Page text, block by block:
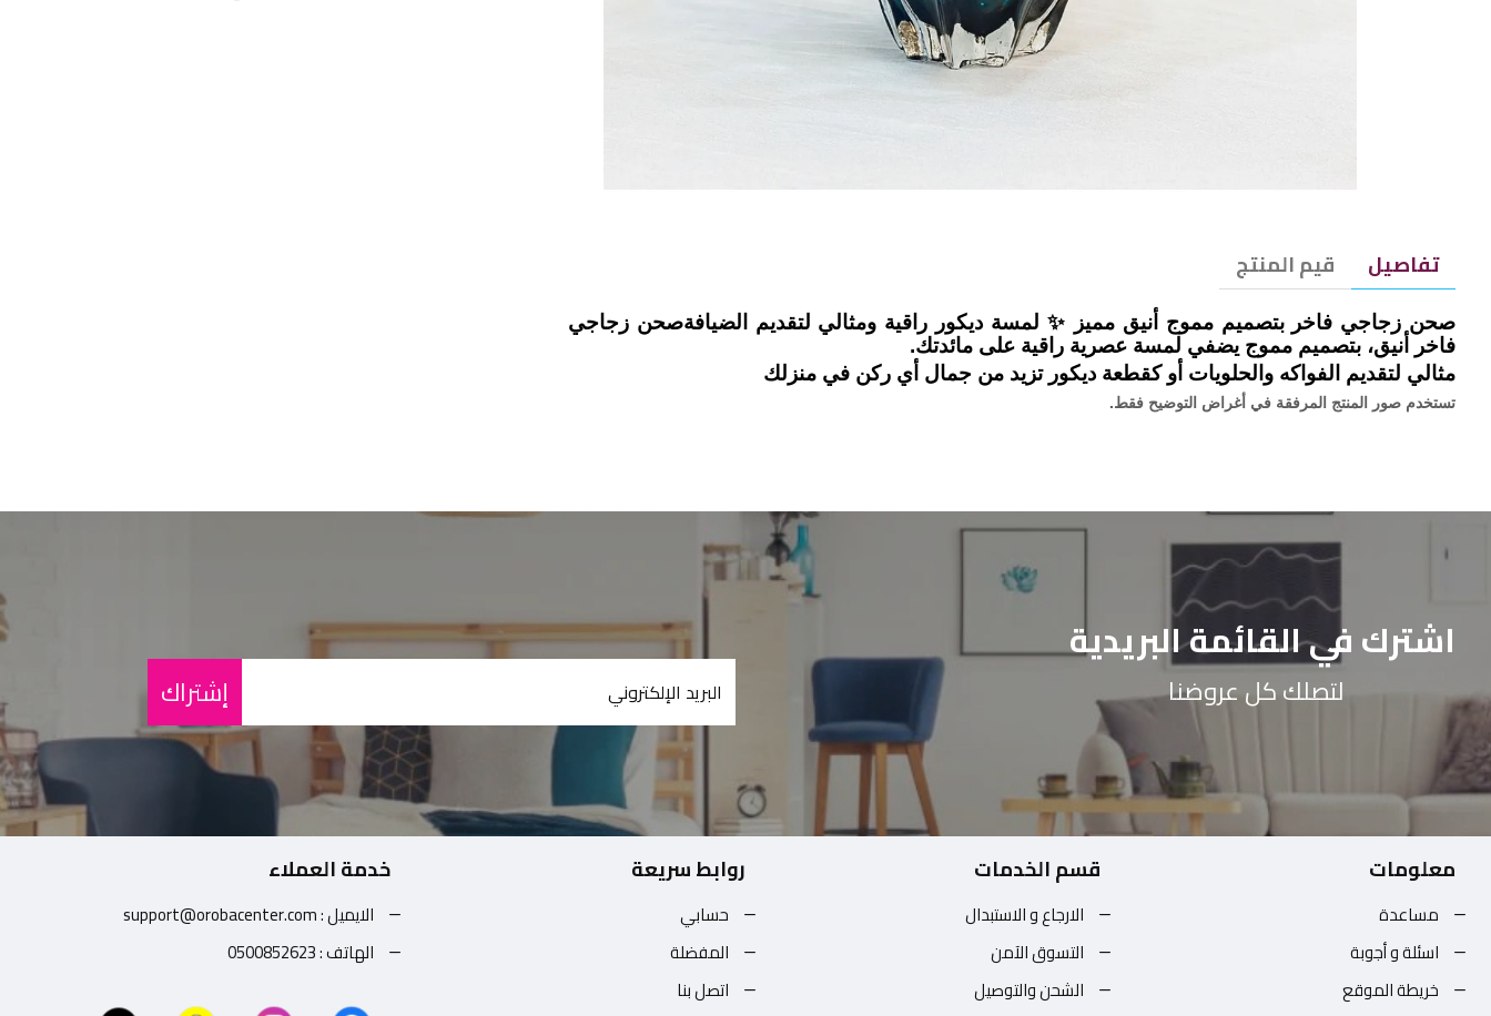
تفاصيل قيم المنتج
صحن زجاجي فاخر بتصميم مموج أنيق مميز ✨ لمسة ديكور راقية ومثالي لتقديم الضيافةصحن زجاجي
فاخر أنيق، بتصميم مموج يضفي لمسة عصرية راقية على مائدتك.
مثالي لتقديم الفواكه والحلويات أو كقطعة ديكور تزيد من جمال أي ركن في منزلك
تستخدم صور المنتج المرفقة في أغراض التوضيح فقط.
اشترك في القائمة البريدية
لتصلك كل عروضنا إشتراك
معلومات
مساعدة
اسئلة و أجوبة
خريطة الموقع
قسم الخدمات
الارجاع و الاستبدال
التسوق الآمن
الشحن والتوصيل
روابط سريعة
حسابي
المفضلة
اتصل بنا
خدمة العملاء
الايميل : support@orobacenter.com
الهاتف : 0500852623